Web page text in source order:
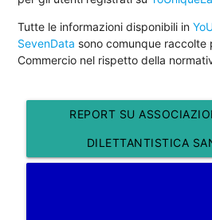
Tutte le informazioni disponibili in
SevenData sono comunque raccolte
Commercio nel rispetto della
REPORT SU
DILETTANTISTICA